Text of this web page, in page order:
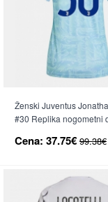
Ženski Juventus
#30 Replika nogometni
Cena: 37.75€ 99.38€